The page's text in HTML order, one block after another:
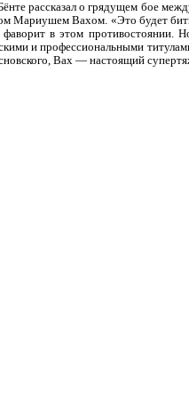
рассказал о грядущем бое
Мариушем Вахом. «Это будет
в этом противостоянии.
и профессиональными
Вах — настоящий